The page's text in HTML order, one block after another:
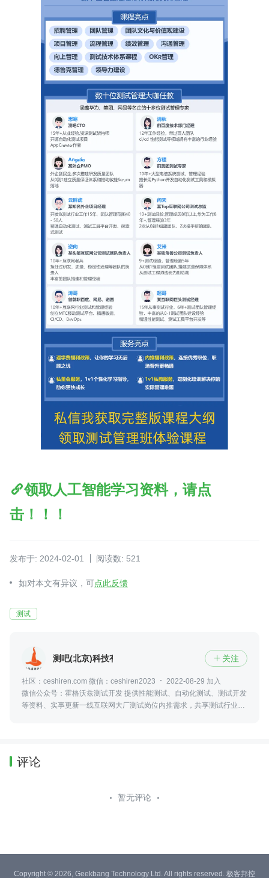
领取人工智能学习资料，请点
击！！！
发布于: 2024-02-01 阅读数: 521
如对本文有异议，可点此反馈
测试
测吧(北京)科技有限公司  关注
社区：ceshiren.com 微信：ceshiren2023
2022-08-29 加入
微信公众号：霍格沃兹测试开发 提供性能测试、自动化测试、测试开发
等资料、实事更新一线互联网大厂测试岗位内推需求，共享测试行业动
评论
暂无评论
Copyright © 2026, Geekbang Technology Ltd. All rights reserved. 极客邦控